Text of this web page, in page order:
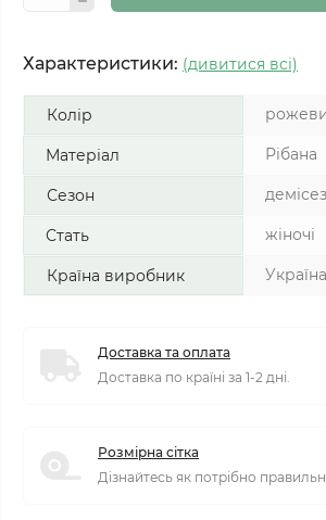
Характеристики: (дивитися всі)
Колір
Матеріал Рібана
Сезон
Стать жіночі
Країна виробник Україна
Доставка та оплата
Доставка по країні за 1-2 дні.
Розмірна сітка
Дізнайтесь як потрібно